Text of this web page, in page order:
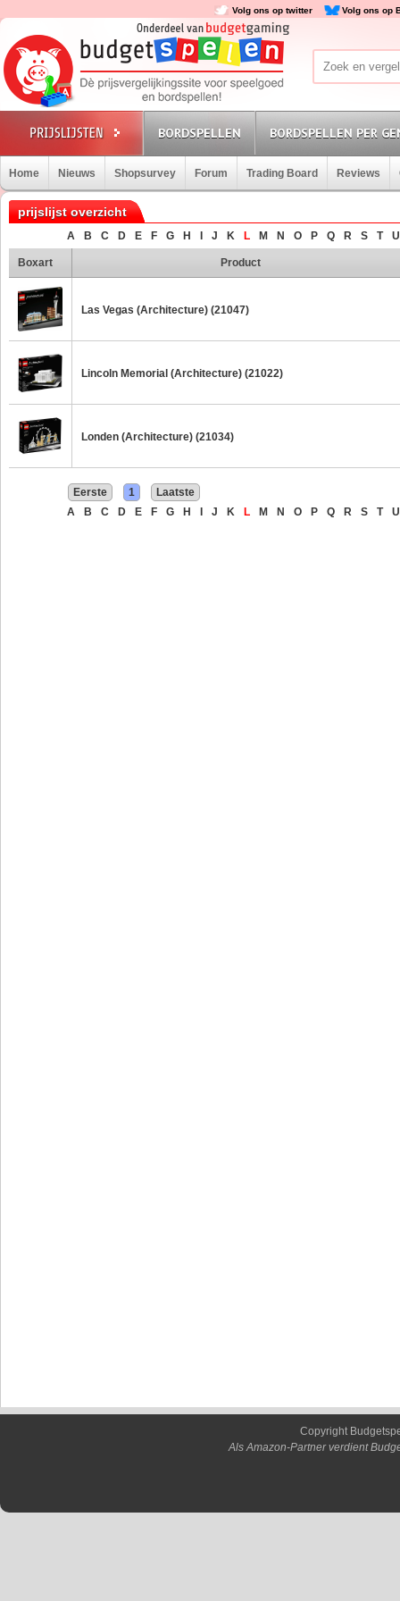
Volg ons op twitter Volg ons op
BORDSPELLEN BORDSPELLEN PER
Home Nieuws Shopsurvey Forum Trading Board Reviews
prijslijst overzicht
A B C D E F G H J K L M N O P Q R S T U
Boxart Product
Las Vegas (Architecture) (21047)
Lincoln Memorial (Architecture) (21022)
Londen (Architecture) (21034)
Eerste 1
Laatste
A
B C D E F G H J K L M N O P Q R S T U
Copyright
Als Amazon-Partner verdient